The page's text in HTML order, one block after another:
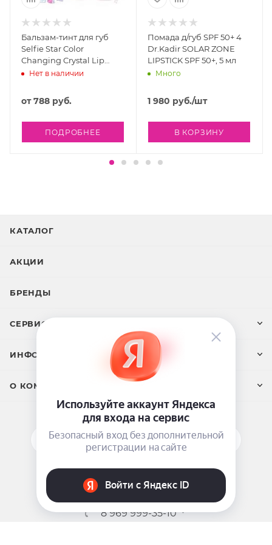
Бальзам-тинт для губ
Selfie Star Color
Changing Crystal Lip
Balm, 3,4 гр
Нет в наличии
от788 руб.
ПОДРОБНЕЕ
Помада д/губ SPF 50+ 4
Dr.Kadir SOLAR ZONE
LIPSTICK SPF 50+, 5 мл
Много
1 980 руб./шт
В КОРЗИНУ
КАТАЛОГ
АКЦИИ
БРЕНДЫ
СЕРВИС И ПОДДЕРЖКА
ИНФОРМАЦИЯ
О КОМПАНИИ
ПОДПИСАТЬСЯ НА РАССЫЛКУ
ЗАДАТЬ ВОПРОС
8 969 999-35-10